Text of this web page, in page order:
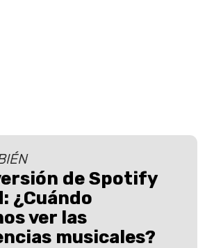
de Spotify
¿Cuándo
ver las
musicales?